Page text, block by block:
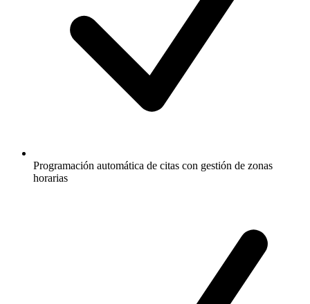
Programación automática de citas con gestión de zonas
horarias